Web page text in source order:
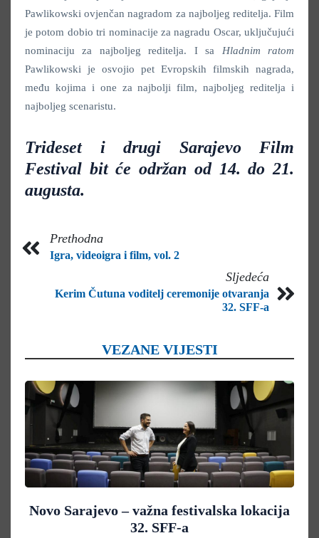
Pawlikowski ovjenčan nagradom za najboljeg reditelja. Film
je potom dobio tri nominacije za nagradu Oscar, uključujući
nominaciju za najboljeg reditelja. I sa Hladnim ratom
Pawlikowski je osvojio pet Evropskih filmskih nagrada,
među kojima i one za najbolji film, najboljeg reditelja i
najboljeg scenaristu.
Trideset i drugi Sarajevo Film
Festival bit će održan od 14. do 21.
augusta.
Prethodna
Igra, videoigra i film, vol. 2
Sljedeća
Kerim Čutuna voditelj ceremonije otvaranja
32. SFF-a
VEZANE VIJESTI
Novo Sarajevo – važna festivalska lokacija
32. SFF-a